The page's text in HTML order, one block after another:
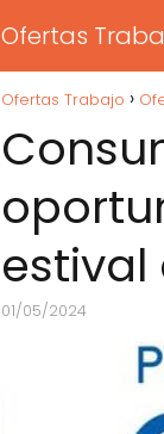
Ofertas
Ofertas Trabajo
estival
01/05/2024